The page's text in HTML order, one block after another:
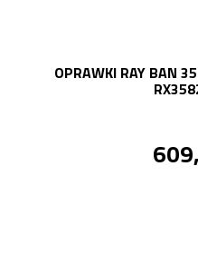
OPRAWKI RAY BAN